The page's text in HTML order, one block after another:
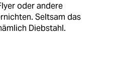
oder andere
Seltsam das
Diebstahl.